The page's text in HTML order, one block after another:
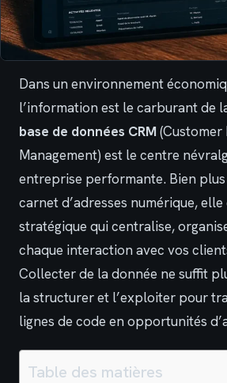
Dans un environnement
l’information est le carburant de
base de données CRM(Customer
Management) est le centre
entreprise performante. Bien plus
carnet d’adresses numérique,
stratégique qui centralise,
chaque interaction avec vos
Collecter de la donnée ne suffit
la structurer et l’exploiter pour
lignes de code en opportunités
Table des matières